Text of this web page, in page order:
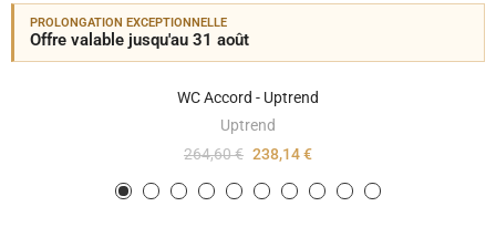
PROLONGATION EXCEPTIONNELLE
Offre valable jusqu'au 31 août
WC Accord - Uptrend
Uptrend
264,60 € 238,14 €